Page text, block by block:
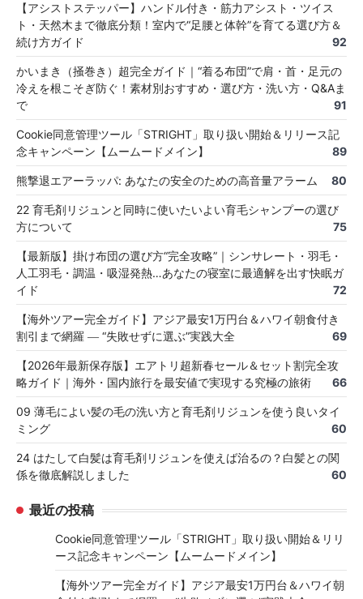
【アシストステッパー】ハンドル付き・筋力アシスト・ツイス
ト・天然木まで徹底分類！室内で“足腰と体幹”を育てる選び方＆
続け方ガイド
92
かいまき（掻巻き）超完全ガイド｜“着る布団”で肩・首・足元の
冷えを根こそぎ防ぐ！素材別おすすめ・選び方・洗い方・Q&Aま
で
91
Cookie同意管理ツール「STRIGHT」取り扱い開始＆リリース記
念キャンペーン【ムームードメイン】
89
熊撃退エアーラッパ: あなたの安全のための高音量アラーム 80
22 育毛剤リジュンと同時に使いたいよい育毛シャンプーの選び
方について
75
【最新版】掛け布団の選び方“完全攻略”｜シンサレート・羽毛・
人工羽毛・調温・吸湿発熱…あなたの寝室に最適解を出す快眠ガ
イド
72
【海外ツアー完全ガイド】アジア最安1万円台＆ハワイ朝食付き
割引まで網羅 ― “失敗せずに選ぶ”実践大全
69
【2026年最新保存版】エアトリ超新春セール＆セット割完全攻
略ガイド｜海外・国内旅行を最安値で実現する究極の旅術
66
09 薄毛によい髪の毛の洗い方と育毛剤リジュンを使う良いタイ
ミング
60
24 はたして白髪は育毛剤リジュンを使えば治るの？白髪との関
係を徹底解説しました
60
最近の投稿
Cookie同意管理ツール「STRIGHT」取り扱い開始＆リリ
ース記念キャンペーン【ムームードメイン】
【海外ツアー完全ガイド】アジア最安1万円台＆ハワイ朝